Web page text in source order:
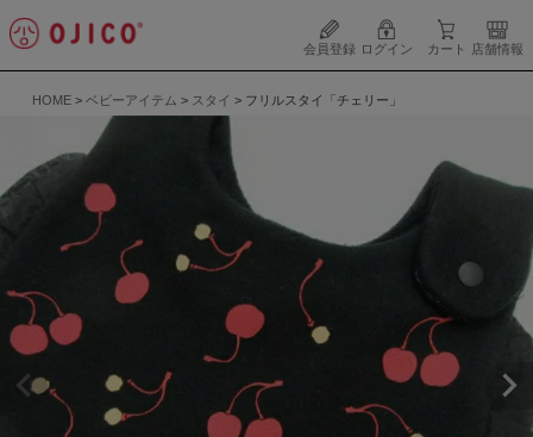
会員登録 ログイン カート 店舗情報
HOME ベビーアイテム スタイ フリルスタイ「チェリー」